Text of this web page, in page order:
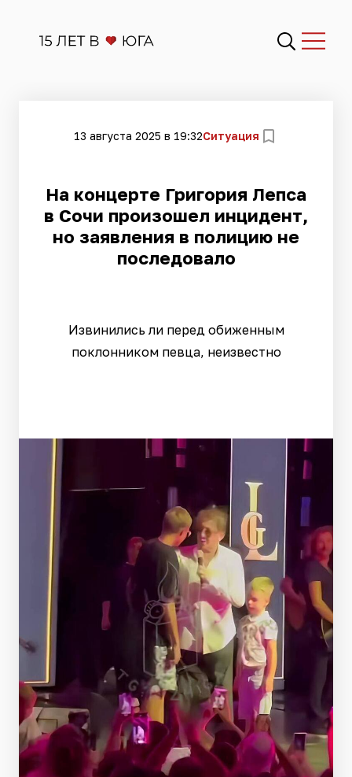
13 августа 2025 в 19:32Ситуация
На концерте Григория Лепса
в Сочи произошел инцидент,
но заявления в полицию не
последовало
Извинились ли перед обиженным
поклонником певца, неизвестно